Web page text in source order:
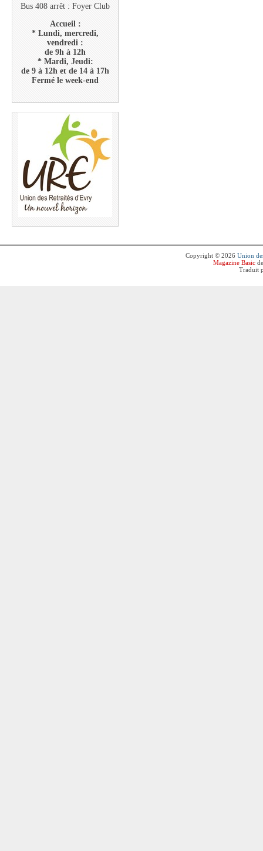
Bus 408 arrêt : Foyer Club
Accueil :
* Lundi, mercredi,
vendredi :
de 9h à 12h
* Mardi, Jeudi:
de 9 à 12h et de 14 à 17h
Fermé le week-end
Copyright © 2026 Union
Magazine Basic
Traduit